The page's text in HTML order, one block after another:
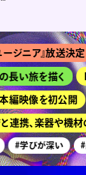
ニア』放送決定
長い旅を描く
編映像を初公開
連携、楽器や機
#学びが深い